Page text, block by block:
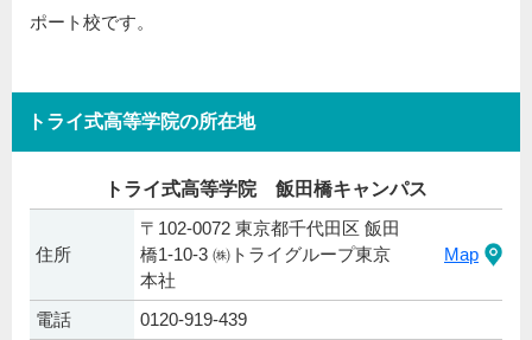
ポート校です。​
トライ式高等学院の所在地
トライ式高等学院 飯田橋キャンパス
住所
〒102-0072 東京都千代田区 飯田
橋1-10-3 ㈱トライグループ東京
本社
Map
電話
0120-919-439